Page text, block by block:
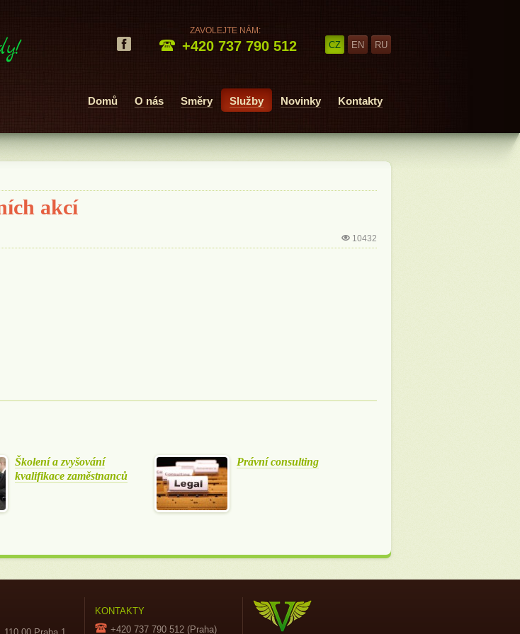
CZ EN RU
ZAVOLEJTE NÁM:
+420 737 790 512
Domů O nás Směry Služby Novinky Kontakty
akcí
10432
Školení a zvyšování
kvalifikace zaměstnanců
Právní consulting
KONTAKTY
+420 737 790 512 (Praha)